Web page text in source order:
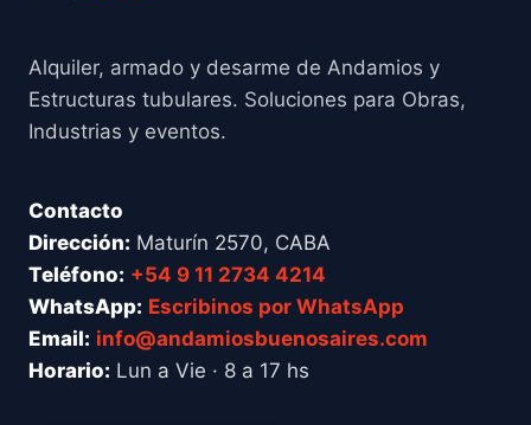
Alquiler, armado y desarme de Andamios y
Estructuras tubulares. Soluciones para Obras,
Industrias y eventos.
Contacto
Dirección: Maturín 2570, CABA
Teléfono: +54 9 11 2734 4214
WhatsApp: Escribinos por WhatsApp
Email: info@andamiosbuenosaires.com
Horario: Lun a Vie · 8 a 17 hs